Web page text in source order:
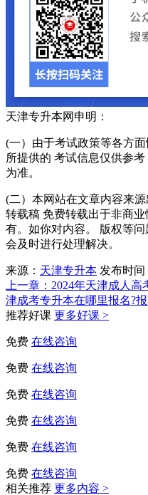
天津专升本网申明：
(一）由于考试政策等各方
所提供的 考试信息仅供参
为准。
(二）本网站在文章内容来
转载稿 免费转载出于非商
有。如你对内容。 版权等
会及时进行处理解决。
来源： 天津专升本 发布时间
上一章： 2024年天津成人高
津成考专升本在哪里报名?
推荐好课 更多好课 >
免费 在线咨询
免费 在线咨询
免费 在线咨询
免费 在线咨询
免费 在线咨询
免费 在线咨询
相关推荐 更多内容 >